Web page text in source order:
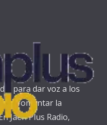
para dar voz a los
y fomentar la
Jaén Plus Radio,